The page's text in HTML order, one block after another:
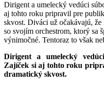
Dirigent a umelecký vedúci
aj tohto roku pripravil pre
skvost. Diváci už očakávajú,
so svojím orchestrom, ktorý sa
výnimočné. Tentoraz to však
Dirigent a umelecký
Zajíček si aj tohto roku
dramatický skvost.